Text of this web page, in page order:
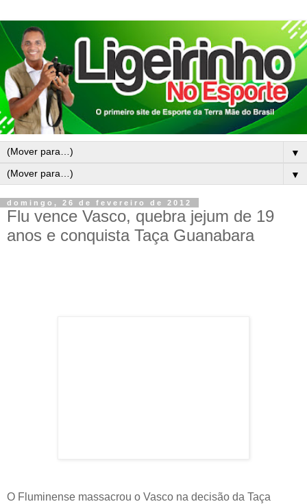
▼
▼
domingo, 26 de fevereiro de 2012
Flu vence Vasco, quebra jejum de 19
anos e conquista Taça Guanabara
O Fluminense massacrou o Vasco na decisão da Taça